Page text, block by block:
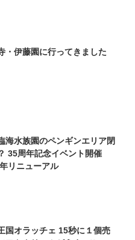
・伊藤園に行ってきました
海水族園のペンギンエリア閉
35周年記念イベント開催
リニューアル
国オラッチェ 15秒に１個売